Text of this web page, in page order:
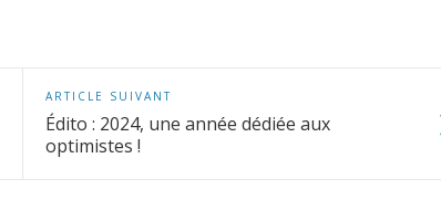
ARTICLE SUIVANT
Édito : 2024, une année dédiée aux
optimistes !